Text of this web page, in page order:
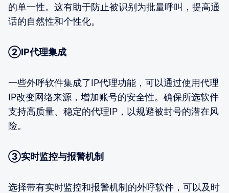
的单一性。这有助于防止被识别为批量呼叫，提高通
话的自然性和个性化。
②IP代理集成
一些外呼软件集成了IP代理功能，可以通过使用代理
IP改变网络来源，增加账号的安全性。确保所选软件
支持高质量、稳定的代理IP，以规避被封号的潜在风
险。
③实时监控与报警机制
选择带有实时监控和报警机制的外呼软件，可以及时